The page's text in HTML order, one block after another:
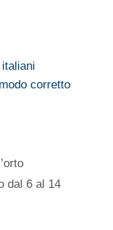
corretto
dal 6 al 14